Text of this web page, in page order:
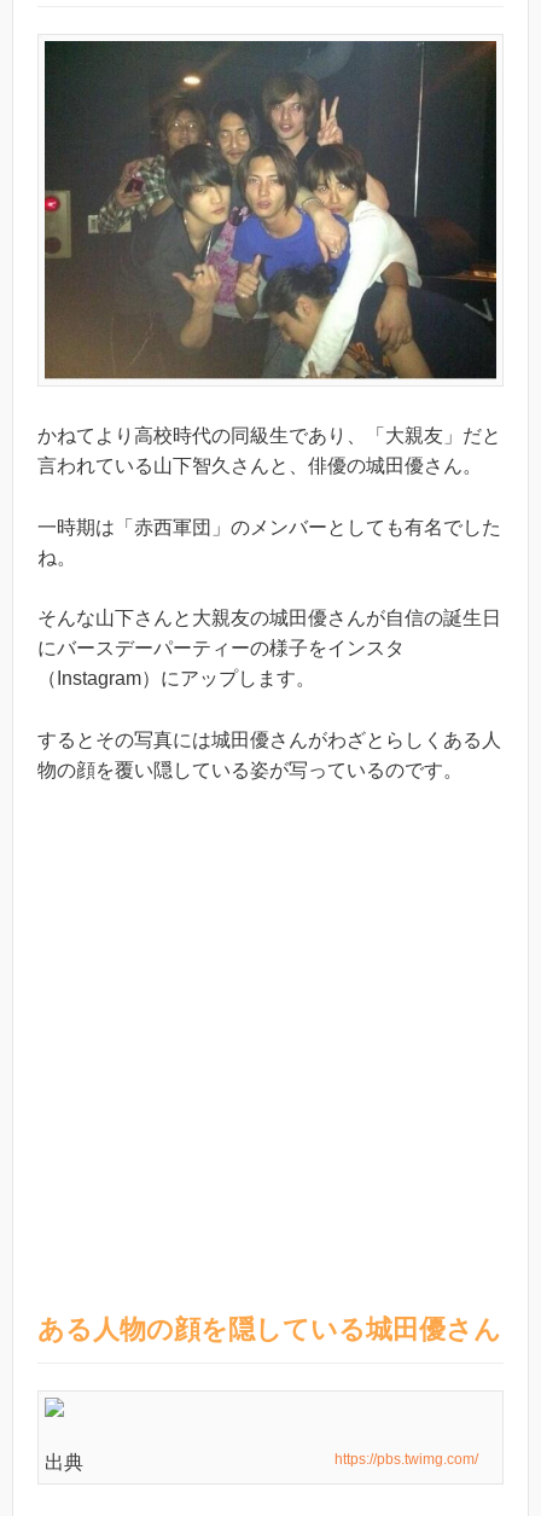
かねてより高校時代の同級生であり、「大親友」だと
言われている山下智久さんと、俳優の城田優さん。
一時期は「赤西軍団」のメンバーとしても有名でした
ね。
そんな山下さんと大親友の城田優さんが自信の誕生日
にバースデーパーティーの様子をインスタ
（Instagram）にアップします。
するとその写真には城田優さんがわざとらしくある人
物の顔を覆い隠している姿が写っているのです。
ある人物の顔を隠している城田優さん
出典 https://pbs.twimg.com/